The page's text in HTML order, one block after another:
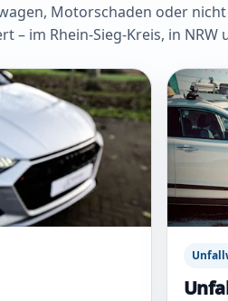
Motorschaden oder
– im Rhein-Sieg-Kreis, in NRW